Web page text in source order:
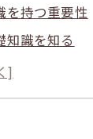
を持つ重要性
知識を知る
を理解しよう
状を徹底解説